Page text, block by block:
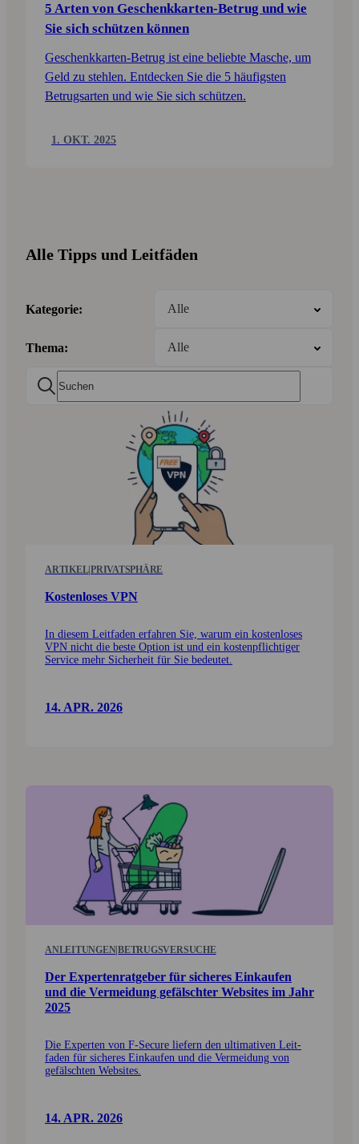
5 Arten von Geschenk­karten-Betrug und wie
Sie sich schützen können
Geschenkkarten-Betrug ist eine beliebte Masche, um
Geld zu stehlen. Entdecken Sie die 5 häufigsten
Betrugs­arten und wie Sie sich schützen.
1. OKT. 2025
Alle Tipps und Leitfäden
Kategorie:
Thema:
ARTIKEL|PRIVATSPHÄRE
Kostenloses VPN
In diesem Leitfaden erfahren Sie, warum ein kosten­loses
VPN nicht die beste Option ist und ein kosten­pflichtiger
Service mehr Sicherheit für Sie bedeutet.
14. APR. 2026
ANLEITUNGEN|BETRUGSVERSUCHE
Der Experten­ratgeber für sicheres Einkaufen
und die Vermeidung gefälschter Web­sites im Jahr
2025
Die Experten von F‑Secure liefern den ultimativen Leit­
faden für sicheres Einkaufen und die Vermeidung von
gefälschten Web­sites.
14. APR. 2026